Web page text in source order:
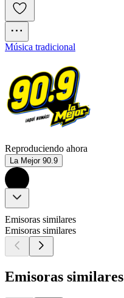
Música tradicional
Reproduciendo ahora
La Mejor 90.9
Emisoras similares
Emisoras similares
Emisoras similares